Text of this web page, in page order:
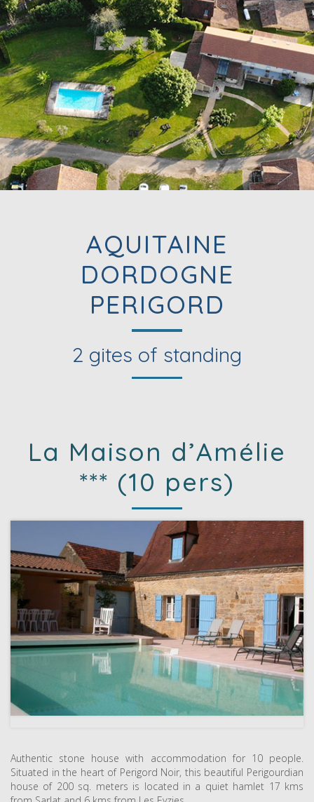
AQUITAINE
DORDOGNE
PERIGORD
2 gites of standing
La Maison d’Amélie
*** (10 pers)
Authentic stone house with accommodation for 10 people.
Situated in the heart of Perigord Noir, this beautiful Perigourdian
house of 200 sq. meters is located in a quiet hamlet 17 kms